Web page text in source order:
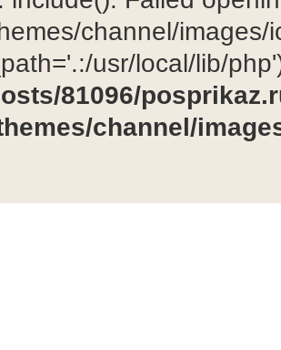
channel/images/
usr/local/lib/
81096/
channel/